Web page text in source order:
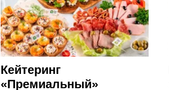
Кейтеринг
«Премиальный»